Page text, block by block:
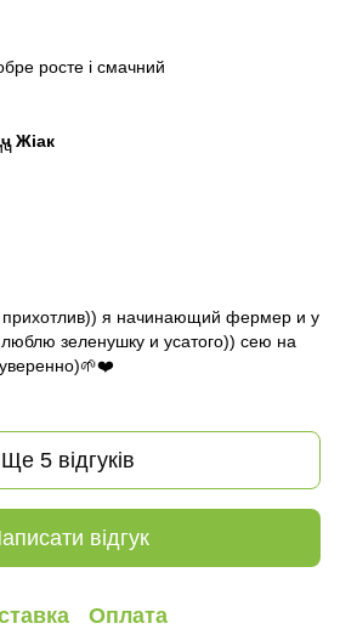
росте і смачний
Жіак
я начинающий фермер и у
зеленушку и усатого)) сею на
уверенно)🌱❤️
Ще 5 відгуків
відгук
Оплата